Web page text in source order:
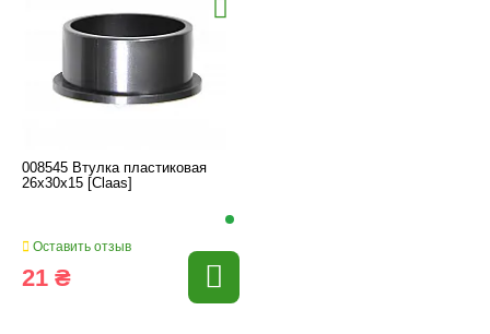
008545 Втулка пластиковая
26x30x15 [Claas]
Оставить отзыв
21 ₴